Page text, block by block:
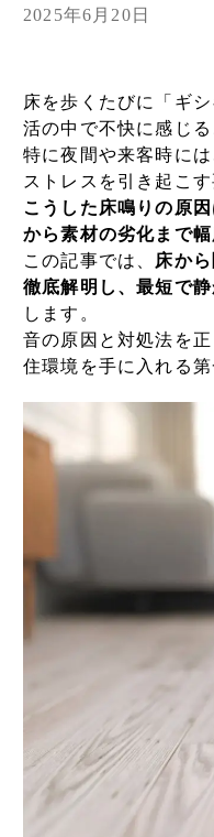
2025年6月20日
床を歩くたびに「ギ
活の中で不快に感じる
特に夜間や来客時に
ストレスを引き起こ
こうした床鳴りの原
から素材の劣化まで
この記事では、 床か
徹底解明し、最短で
します。
音の原因と対処法を
住環境を手に入れる